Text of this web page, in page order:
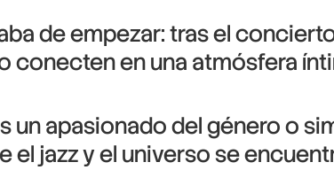
de empezar: tras el
conecten en una atmósfera
un apasionado del género o
el jazz y el universo se